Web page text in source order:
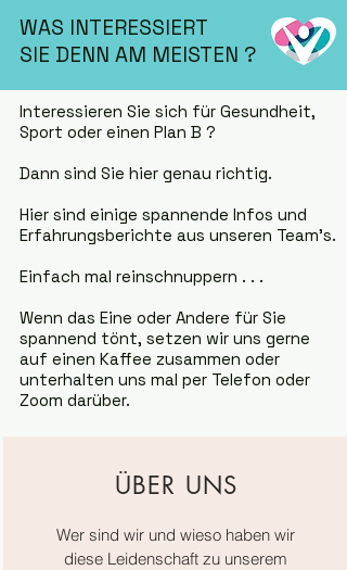
WAS INTERESSIERT
SIE DENN AM MEISTEN ?
Interessieren Sie sich für Gesundheit,
Sport oder einen Plan B ?
Dann sind Sie hier genau richtig.
Hier sind einige spannende Infos und
Erfahrungsberichte aus unseren Team's.
Einfach mal reinschnuppern . . .
Wenn das Eine oder Andere für Sie
spannend tönt, setzen wir uns gerne
auf einen Kaffee zusammen oder
unterhalten uns mal per Telefon oder
Zoom darüber.
ÜBER UNS
Wer sind wir und wieso haben wir
diese Leidenschaft zu unserem